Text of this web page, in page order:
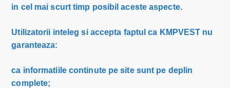
in cel mai scurt timp posibil aceste aspecte.
Utilizatorii inteleg si accepta faptul ca KMPVEST nu
garanteaza:
ca informatiile continute pe site sunt pe deplin
complete;